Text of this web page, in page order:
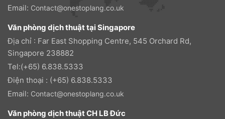
Email: Contact@onestoplang.co.uk
Văn phòng dịch thuật tại Singapore
Địa chỉ : Far East Shopping Centre, 545 Orchard Rd,
Singapore 238882
Tel:(+65) 6.838.5333
Điện thoại : (+65) 6.838.5333
Email: Contact@onestoplang.co.uk
Văn phòng dịch thuật CH LB Đức